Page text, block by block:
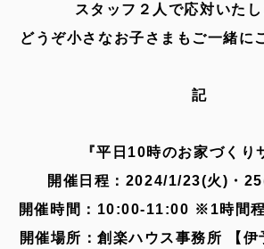
スタッフ２人で応対いた
どうぞ小さなお子さまもご一緒に
記
『平日10時のお家づくり
開催日程：2024/1/23(火)・
開催時間：10:00-11:00 ※1時間程
開催場所：創楽ハウス事務所 【